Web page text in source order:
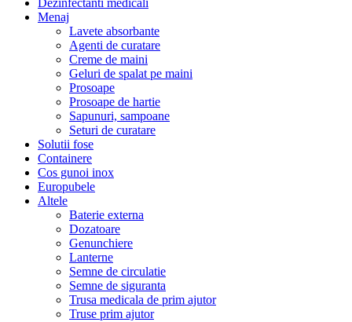
Dezinfectanti medicali
Menaj
Lavete absorbante
Agenti de curatare
Creme de maini
Geluri de spalat pe maini
Prosoape
Prosoape de hartie
Sapunuri, sampoane
Seturi de curatare
Solutii fose
Containere
Cos gunoi inox
Europubele
Altele
Baterie externa
Dozatoare
Genunchiere
Lanterne
Semne de circulatie
Semne de siguranta
Trusa medicala de prim ajutor
Truse prim ajutor